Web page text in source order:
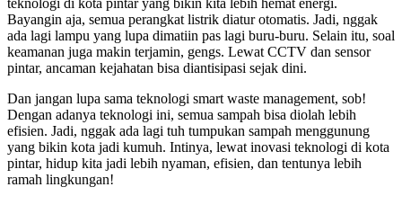
teknologi di kota pintar yang bikin kita lebih hemat energi.
Bayangin aja, semua perangkat listrik diatur otomatis. Jadi, nggak
ada lagi lampu yang lupa dimatiin pas lagi buru-buru. Selain itu, soal
keamanan juga makin terjamin, gengs. Lewat CCTV dan sensor
pintar, ancaman kejahatan bisa diantisipasi sejak dini.
Dan jangan lupa sama teknologi smart waste management, sob!
Dengan adanya teknologi ini, semua sampah bisa diolah lebih
efisien. Jadi, nggak ada lagi tuh tumpukan sampah menggunung
yang bikin kota jadi kumuh. Intinya, lewat inovasi teknologi di kota
pintar, hidup kita jadi lebih nyaman, efisien, dan tentunya lebih
ramah lingkungan!